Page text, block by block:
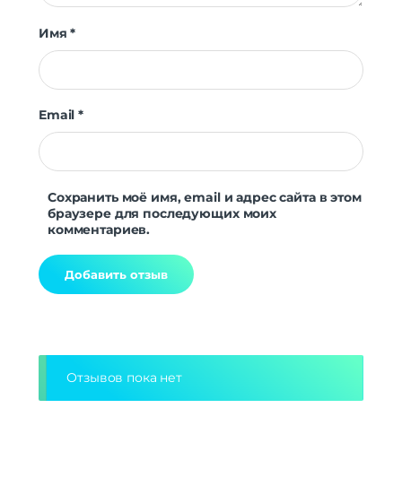
Имя*
Email*
Сохранить моё имя, email и адрес сайта в этом
браузере для последующих моих
комментариев.
Отзывов пока нет